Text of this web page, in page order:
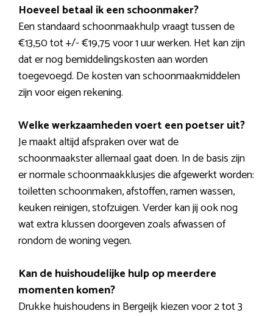
Hoeveel betaal ik een schoonmaker?
Een standaard schoonmaakhulp vraagt tussen de
€13,50 tot +/- €19,75 voor 1 uur werken. Het kan zijn
dat er nog bemiddelingskosten aan worden
toegevoegd. De kosten van schoonmaakmiddelen
zijn voor eigen rekening.
Welke werkzaamheden voert een poetser uit?
Je maakt altijd afspraken over wat de
schoonmaakster allemaal gaat doen. In de basis zijn
er normale schoonmaakklusjes die afgewerkt worden:
toiletten schoonmaken, afstoffen, ramen wassen,
keuken reinigen, stofzuigen. Verder kan jij ook nog
wat extra klussen doorgeven zoals afwassen of
rondom de woning vegen.
Kan de huishoudelijke hulp op meerdere
momenten komen?
Drukke huishoudens in Bergeijk kiezen voor 2 tot 3